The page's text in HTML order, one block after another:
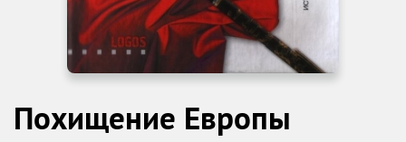
Похищение Европы